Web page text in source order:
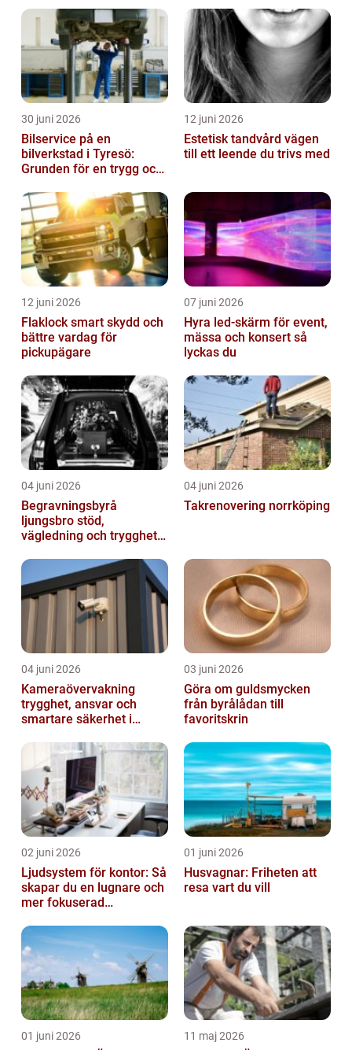
30 juni 2026
Bilservice på en
bilverkstad i Tyresö:
Grunden för en trygg och
12 juni 2026
Estetisk tandvård vägen
till ett leende du trivs med
12 juni 2026
Flaklock smart skydd och
bättre vardag för
pickupägare
07 juni 2026
Hyra led-skärm för event,
mässa och konsert så
lyckas du
04 juni 2026
Begravningsbyrå
ljungsbro stöd,
vägledning och trygghet
04 juni 2026
Takrenovering norrköping
04 juni 2026
Kameraövervakning
trygghet, ansvar och
smartare säkerhet i
03 juni 2026
Göra om guldsmycken
från byrålådan till
favoritskrin
02 juni 2026
Ljudsystem för kontor: Så
skapar du en lugnare och
mer fokuserad
01 juni 2026
Husvagnar: Friheten att
resa vart du vill
01 juni 2026 11 maj 2026